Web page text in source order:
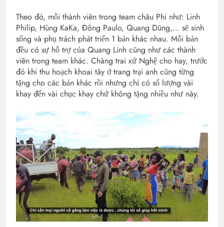
Theo đó, mỗi thành viên trong team châu Phi như: Linh
Philip, Hùng KaKa, Đông Paulo, Quang Dũng,… sẽ sinh
sống và phụ trách phát triển 1 bản khác nhau. Mỗi bản
đều có sự hỗ trợ của Quang Linh cũng như các thành
viên trong team khác. Chàng trai xứ Nghệ cho hay, trước
đó khi thu hoạch khoai tây ở trang trại anh cũng từng
tặng cho các bản khác rồi nhưng chỉ có số lượng vài
khay đến vài chục khay chứ không tặng nhiều như này.